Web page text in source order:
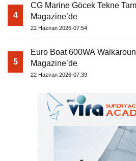
4
CG Marine Göcek Tekne
Magazine’de
22 Haziran 2026-07:54
5
Euro Boat 600WA
Magazine’de
22 Haziran 2026-07:39